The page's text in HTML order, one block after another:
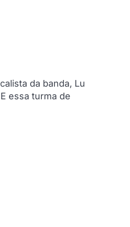
da banda, Lu
essa turma de